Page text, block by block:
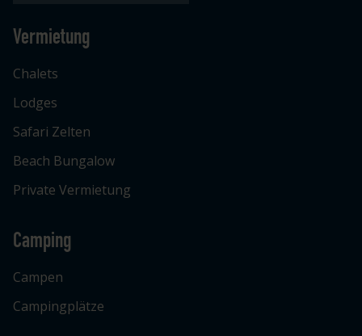
Vermietung
Chalets
Lodges
Safari Zelten
Beach Bungalow
Private Vermietung
Camping
Campen
Campingplätze